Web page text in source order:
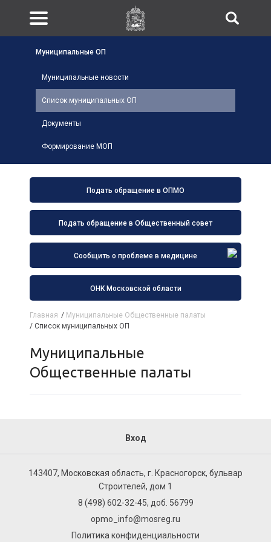
Подать обращение в ОПМО
Подать обращение в Общественный совет
Сообщить о проблеме в медицине
ОНК Московской области
Муниципальные ОП
Муниципальные новости
Список муниципальных ОП
Документы
Формирование МОП
Главная / Муниципальные Общественные палаты
/ Список муниципальных ОП
Муниципальные
Общественные палаты
Вход
143407, Московская область, г. Красногорск, бульвар
Строителей, дом 1
8 (498) 602-32-45, доб. 56799
opmo_info@mosreg.ru
Политика конфиденциальности